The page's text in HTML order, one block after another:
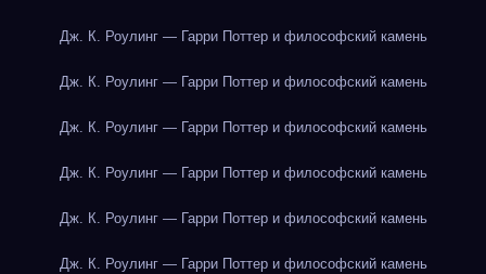
Дж. К. Роулинг — Гарри Поттер и философский камень
Дж. К. Роулинг — Гарри Поттер и философский камень
Дж. К. Роулинг — Гарри Поттер и философский камень
Дж. К. Роулинг — Гарри Поттер и философский камень
Дж. К. Роулинг — Гарри Поттер и философский камень
Дж. К. Роулинг — Гарри Поттер и философский камень